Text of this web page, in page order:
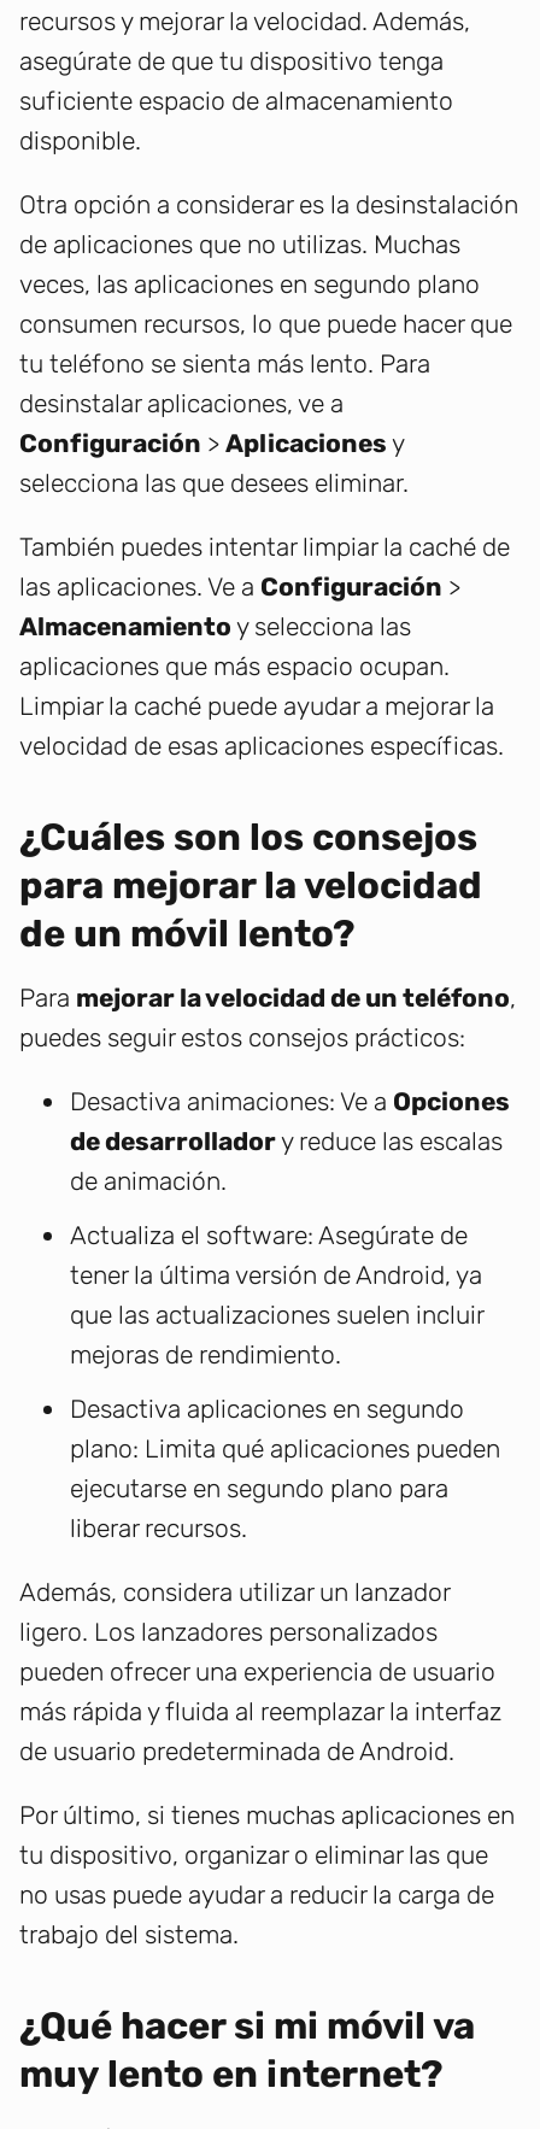
recursos y mejorar la velocidad. Además,
asegúrate de que tu dispositivo tenga
suficiente espacio de almacenamiento
disponible.
Otra opción a considerar es la desinstalación
de aplicaciones que no utilizas. Muchas
veces, las aplicaciones en segundo plano
consumen recursos, lo que puede hacer que
tu teléfono se sienta más lento. Para
desinstalar aplicaciones, ve a
Configuración > Aplicaciones y
selecciona las que desees eliminar.
También puedes intentar limpiar la caché de
las aplicaciones. Ve a Configuración >
Almacenamiento y selecciona las
aplicaciones que más espacio ocupan.
Limpiar la caché puede ayudar a mejorar la
velocidad de esas aplicaciones específicas.
¿Cuáles son los consejos
para mejorar la velocidad
de un móvil lento?
Para mejorar la velocidad de un teléfono,
puedes seguir estos consejos prácticos:
Desactiva animaciones: Ve a Opciones
de desarrolladory reduce las escalas
de animación.
Actualiza el software: Asegúrate de
tener la última versión de Android, ya
que las actualizaciones suelen incluir
mejoras de rendimiento.
Desactiva aplicaciones en segundo
plano: Limita qué aplicaciones pueden
ejecutarse en segundo plano para
liberar recursos.
Además, considera utilizar un lanzador
ligero. Los lanzadores personalizados
pueden ofrecer una experiencia de usuario
más rápida y fluida al reemplazar la interfaz
de usuario predeterminada de Android.
Por último, si tienes muchas aplicaciones en
tu dispositivo, organizar o eliminar las que
no usas puede ayudar a reducir la carga de
trabajo del sistema.
¿Qué hacer si mi móvil va
muy lento en internet?